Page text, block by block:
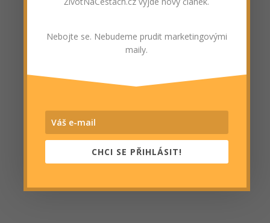
Nebojte se. Nebudeme prudit marketingovými
maily.
CHCI SE PŘIHLÁSIT!